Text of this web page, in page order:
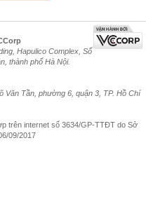
Hapulico Complex, Số
thành phố Hà Nội.
Văn Tần, phường 6, quận 3, TP. Hồ Chí
trên internet số 3634/GP-TTĐT do Sở
09/2017